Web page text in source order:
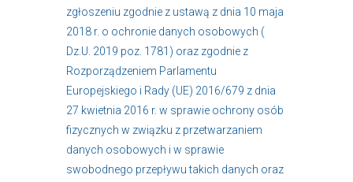
zgłoszeniu zgodnie z ustawą z dnia 10 maja
2018 r. o ochronie danych osobowych (
Dz.U. 2019 poz. 1781) oraz zgodnie z
Rozporządzeniem Parlamentu
Europejskiego i Rady (UE) 2016/679 z dnia
27 kwietnia 2016 r. w sprawie ochrony osób
fizycznych w związku z przetwarzaniem
danych osobowych i w sprawie
swobodnego przepływu takich danych oraz